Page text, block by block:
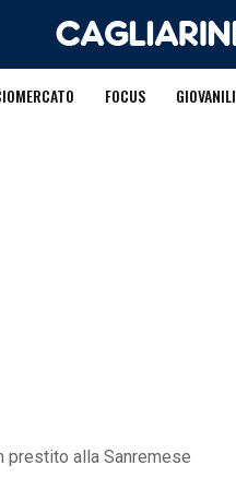
FOCUS GIOVANILI
prestito alla Sanremese